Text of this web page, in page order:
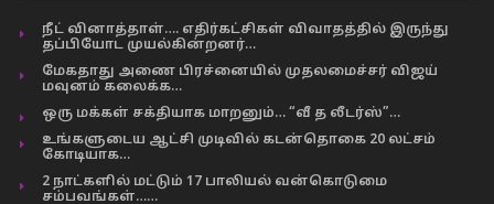
நீட் வினாத்தாள்…. எதிர்கட்சிகள் விவாதத்தில் இருந்து
தப்பியோட முயல்கின்றனர்…
மேகதாது அணை பிரச்னையில் முதலமைச்சர் விஜய்
மவுனம் கலைக்க…
ஒரு மக்கள் சக்தியாக மாறனும்… “வீ த லீடர்ஸ்”…
உங்களுடைய ஆட்சி முடிவில் கடன்தொகை 20 லட்சம்
கோடியாக…
2 நாட்களில் மட்டும் 17 பாலியல் வன்கொடுமை
சம்பவங்கள்……